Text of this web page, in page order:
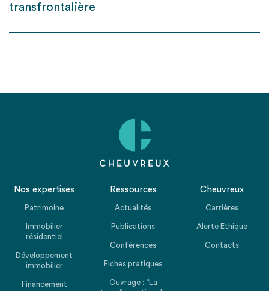
transfrontalière
Nos expertises
Patrimoine
Immobilier
résidentiel
Développement
immobilier
Financement
Ressources
Actualités
Publications
Conférences
Fiches pratiques
Ouvrage : “La
Cheuvreux
Carrières
Alerte Ethique
Contacts